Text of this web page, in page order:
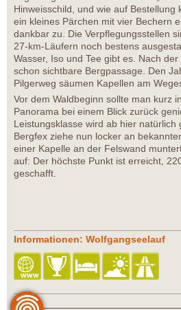
Hinweisschild, und wie auf Bestellung
ein kleines Pärchen mit vier Bechern
dankbar zu. Die Verpflegungsstellen
27-km-Läufern noch bestens
Wasser, Iso und Tee gibt es. Nach
schon sichtbare Bergpassage. Den
Pilgerweg säumen Kapellen am
Vor dem Waldbeginn sollte man kurz
Panorama bei einem Blick zurück
Leistungsklasse wird ab hier natürlich
Bergfex ziehe nun locker an
einer Kapelle an der Felswand
auf: Der höchste Punkt ist erreicht,
geschafft.
Informationen: Wolfgangseelauf